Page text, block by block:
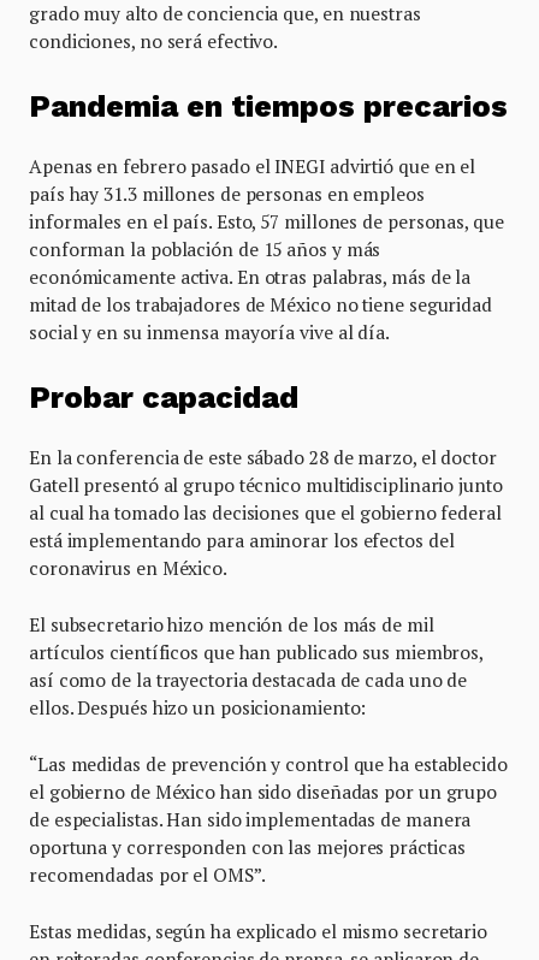
grado muy alto de conciencia que, en nuestras
condiciones, no será efectivo.
Pandemia en tiempos precarios
Apenas en febrero pasado el INEGI advirtió que en el
país hay 31.3 millones de personas en empleos
informales en el país. Esto, 57 millones de personas, que
conforman la población de 15 años y más
económicamente activa. En otras palabras, más de la
mitad de los trabajadores de México no tiene seguridad
social y en su inmensa mayoría vive al día.
Probar capacidad
En la conferencia de este sábado 28 de marzo, el doctor
Gatell presentó al grupo técnico multidisciplinario junto
al cual ha tomado las decisiones que el gobierno federal
está implementando para aminorar los efectos del
coronavirus en México.
El subsecretario hizo mención de los más de mil
artículos científicos que han publicado sus miembros,
así como de la trayectoria destacada de cada uno de
ellos. Después hizo un posicionamiento:
“Las medidas de prevención y control que ha establecido
el gobierno de México han sido diseñadas por un grupo
de especialistas. Han sido implementadas de manera
oportuna y corresponden con las mejores prácticas
recomendadas por el OMS”.
Estas medidas, según ha explicado el mismo secretario